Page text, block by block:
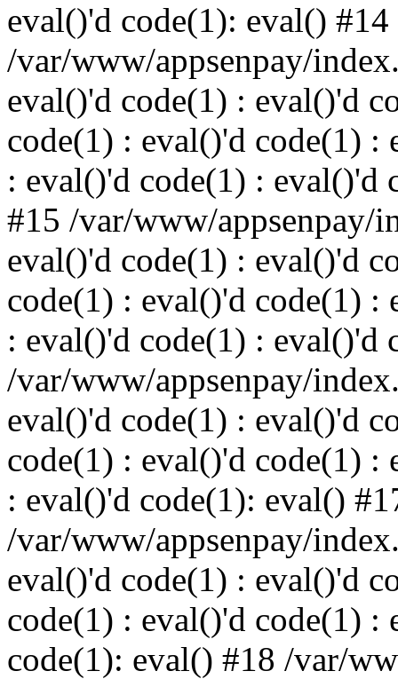
eval()'d code(1): eval() #14
/var/www/appsenpay/
eval()'d code(1) : eval()'d
code(1) : eval()'d code(1) :
: eval()'d code(1) : eval()'d
#15 /var/www/appsenpay/
eval()'d code(1) : eval()'d
code(1) : eval()'d code(1) :
: eval()'d code(1) : eval()'d
/var/www/appsenpay/
eval()'d code(1) : eval()'d
code(1) : eval()'d code(1) :
: eval()'d code(1): eval()
/var/www/appsenpay/
eval()'d code(1) : eval()'d
code(1) : eval()'d code(1) :
code(1): eval() #18 /var/